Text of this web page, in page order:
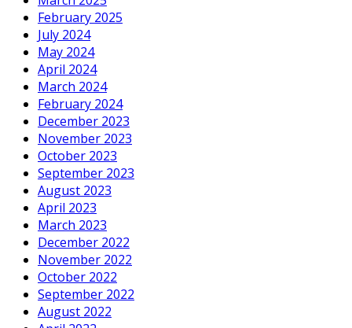
February 2025
July 2024
May 2024
April 2024
March 2024
February 2024
December 2023
November 2023
October 2023
September 2023
August 2023
April 2023
March 2023
December 2022
November 2022
October 2022
September 2022
August 2022